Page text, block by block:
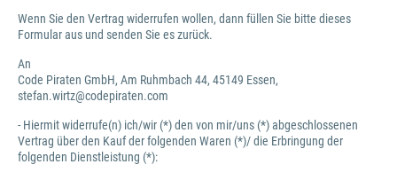
Wenn Sie den Vertrag widerrufen wollen, dann füllen Sie bitte dieses
Formular aus und senden Sie es zurück.
An
Code Piraten GmbH, Am Ruhmbach 44, 45149 Essen,
stefan.wirtz@codepiraten.com
- Hiermit widerrufe(n) ich/wir (*) den von mir/uns (*) abgeschlossenen
Vertrag über den Kauf der folgenden Waren (*)/ die Erbringung der
folgenden Dienstleistung (*):